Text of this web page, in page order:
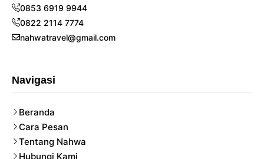
0853 6919 9944
0822 2114 7774
nahwatravel@gmail.com
Navigasi
Beranda
Cara Pesan
Tentang Nahwa
Hubungi Kami